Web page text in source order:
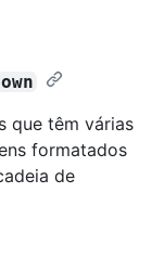
que têm várias
formatados
de